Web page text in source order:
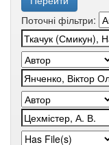
Поточні фільтри: